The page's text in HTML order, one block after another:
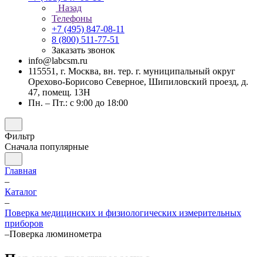
Назад
Телефоны
+7 (495) 847-08-11
8 (800) 511-77-51
Заказать звонок
info@labcsm.ru
115551, г. Москва, вн. тер. г. муниципальный округ
Орехово-Борисово Северное, Шипиловский проезд, д.
47, помещ. 13Н
Пн. – Пт.: с 9:00 до 18:00
Фильтр
Сначала популярные
Главная
–
Каталог
–
Поверка медицинских и физиологических измерительных
приборов
–Поверка люминометра